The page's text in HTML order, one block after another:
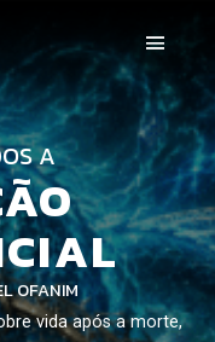
A
vida após a morte,
A
OFANIM
vida após a morte,